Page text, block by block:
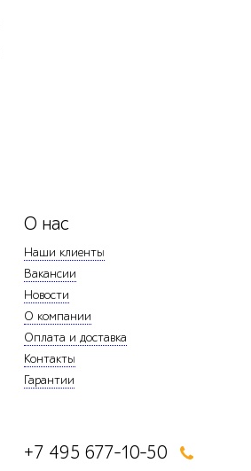
О нас
Наши клиенты
Вакансии
Новости
О компании
Оплата и доставка
Контакты
Гарантии
+7 495 677-10-50